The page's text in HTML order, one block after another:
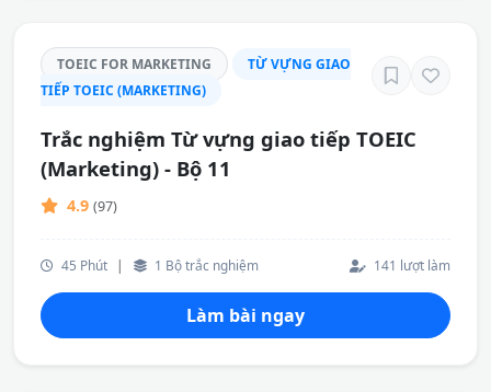
TOEIC FOR MARKETING
TỪ VỰNG GIAO
TIẾP TOEIC (MARKETING)
Trắc nghiệm Từ vựng giao tiếp TOEIC
(Marketing) - Bộ 11
4.9 (97)
45 Phút | 1 Bộ trắc nghiệm 141 lượt làm
Làm bài ngay